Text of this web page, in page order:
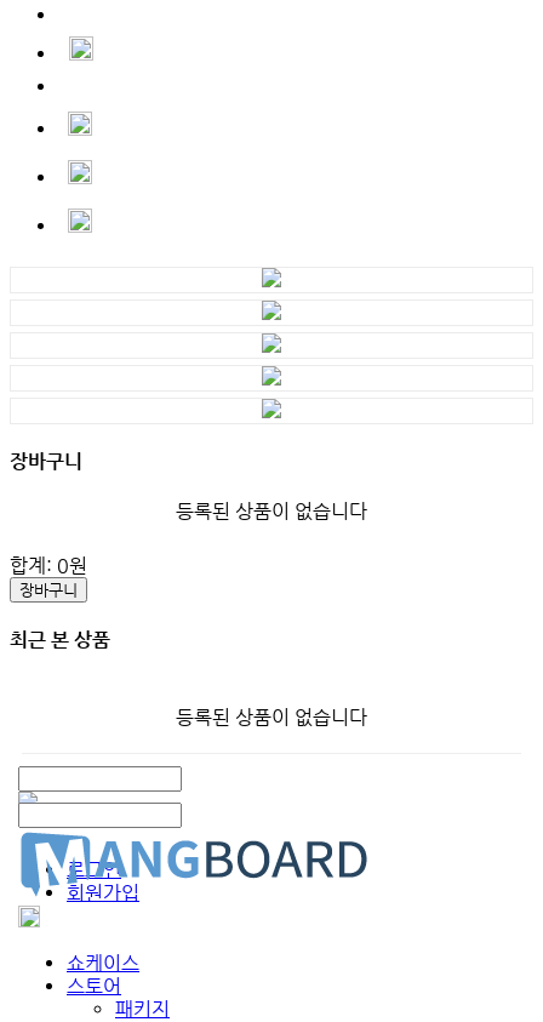
장바구니
등록된 상품이 없습니다
합계: 0원
장바구니
최근 본 상품
등록된 상품이 없습니다
로그인
회원가입
쇼케이스
스토어
패키지